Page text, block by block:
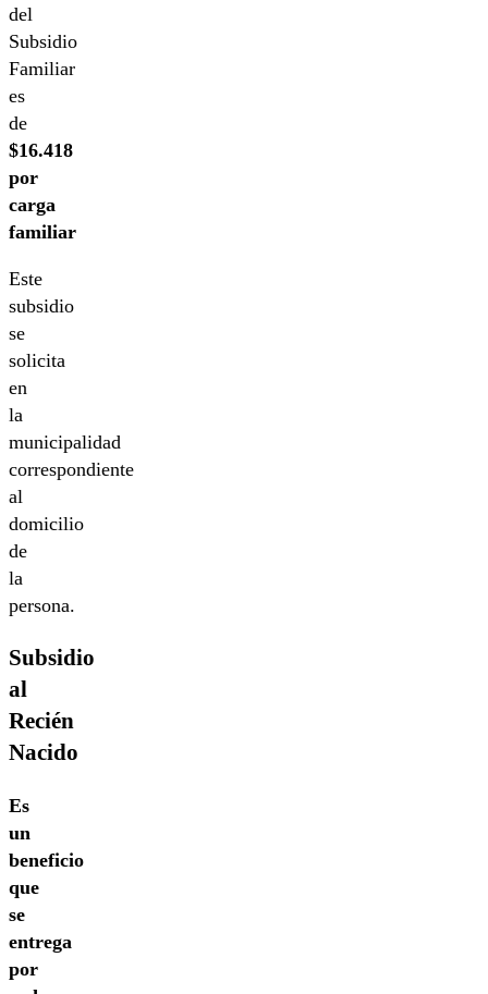
del
Subsidio
Familiar
es
de
$16.418
por
carga
familiar
Este
subsidio
se
solicita
en
la
municipalidad
correspondiente
al
domicilio
de
la
persona.
Subsidio
al
Recién
Nacido
Es
un
beneficio
que
se
entrega
por